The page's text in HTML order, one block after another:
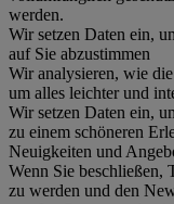
werden.
Wir setzen Daten ein,
auf Sie abzustimmen
Wir analysieren, wie
um alles leichter und
Wir setzen Daten ein,
zu einem schöneren
Neuigkeiten und
Wenn Sie beschließen,
zu werden und den